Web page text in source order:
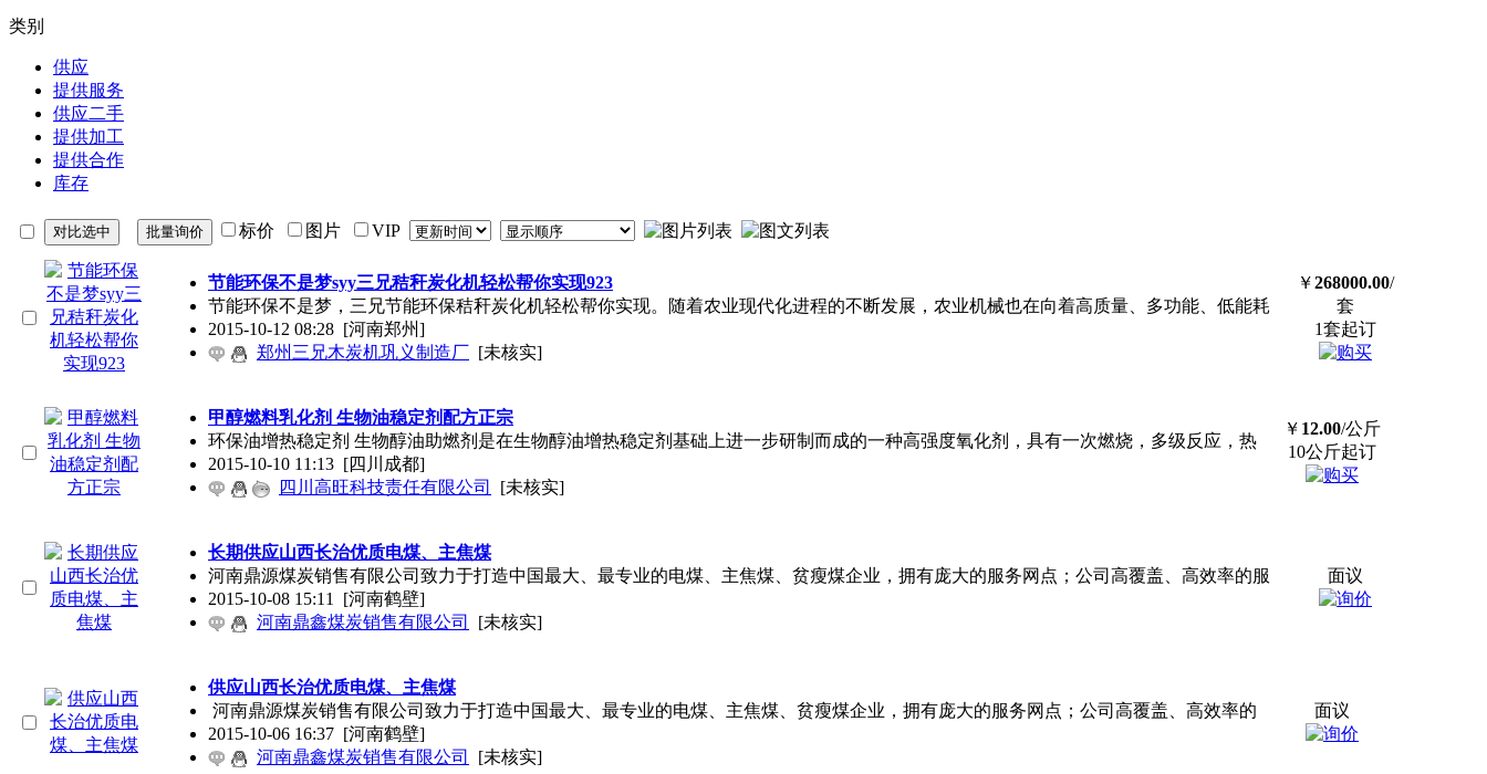
类别
供应
提供服务
供应二手
提供加工
提供合作
库存
标价 图片 VIP
节能环保不是梦syy三兄秸秆炭化机轻松帮你实现923
节能环保不是梦，三兄节能环保秸秆炭化机轻松帮你实现。随着农业现代化进程的不断发展，农业机械也在向着高质量、多功能、低能耗
2015-10-12 08:28 [河南郑州]
郑州三兄木炭机巩义制造厂 [未核实]
￥268000.00/
套
1套起订
甲醇燃料乳化剂 生物油稳定剂配方正宗
环保油增热稳定剂 生物醇油助燃剂是在生物醇油增热稳定剂基础上进一步研制而成的一种高强度氧化剂，具有一次燃烧，多级反应，热
2015-10-10 11:13 [四川成都]
四川高旺科技责任有限公司
[未核实]
￥ 12.00/公斤
10公斤起订
长期供应山西长治优质电煤、主焦煤
河南鼎源煤炭销售有限公司致力于打造中国最大、最专业的电煤、主焦煤、贫瘦煤企业，拥有庞大的服务网点；公司高覆盖、高效率的服
2015-10-08 15:11 [河南鹤壁]
河南鼎鑫煤炭销售有限公司
[未核实]
面议
供应山西长治优质电煤、主焦煤
河南鼎源煤炭销售有限公司致力于打造中国最大、最专业的电煤、主焦煤、贫瘦煤企业，拥有庞大的服务网点；公司高覆盖、高效率的
2015-10-06 16:37 [河南鹤壁]
河南鼎鑫煤炭销售有限公司
[未核实]
面议